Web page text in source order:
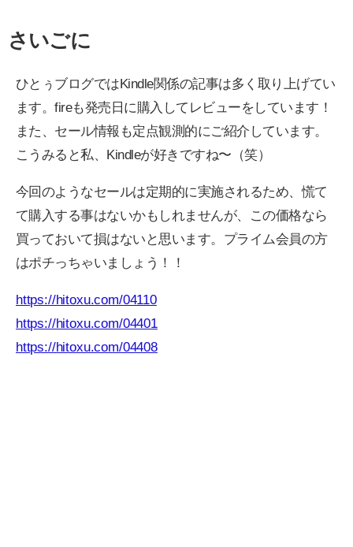
さいごに
ひとぅブログではKindle関係の記事は多く取り上げてい
ます。fireも発売日に購入してレビューをしています！
また、セール情報も定点観測的にご紹介しています。
こうみると私、Kindleが好きですね〜（笑）
今回のようなセールは定期的に実施されるため、慌て
て購入する事はないかもしれませんが、この価格なら
買っておいて損はないと思います。プライム会員の方
はポチっちゃいましょう！！
https://hitoxu.com/04110
https://hitoxu.com/04401
https://hitoxu.com/04408